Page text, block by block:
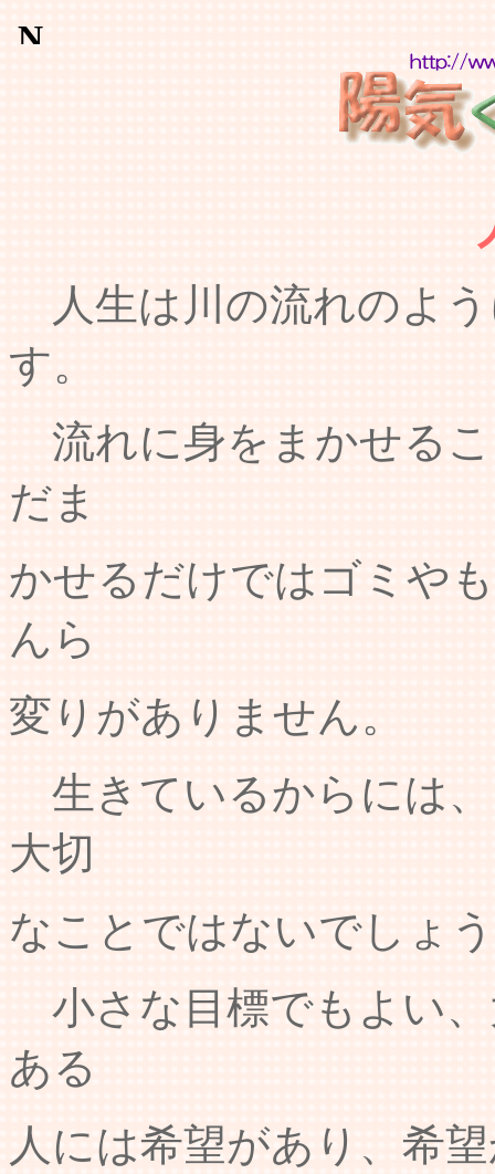
人生は川の流れのよ
す。
流れに身をまかせる
だま
かせるだけではゴミや
んら
変りがありません。
生きているからには
大切
なことではないでしょ
小さな目標でもよい
ある
人には希望があり、希